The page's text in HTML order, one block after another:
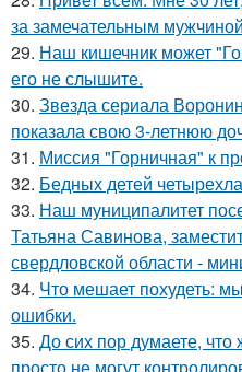
за замечательным
29. Наш кишечник может
его не слышите.
30. Звезда сериала
показала свою 3-летнюю
31. Миссия "Горничная" к
32. Бедных детей
33. Наш муниципалитет
Татьяна Савинова,
свердловской области -
34. Что мешает похудеть:
ошибки.
35. До сих пор думаете,